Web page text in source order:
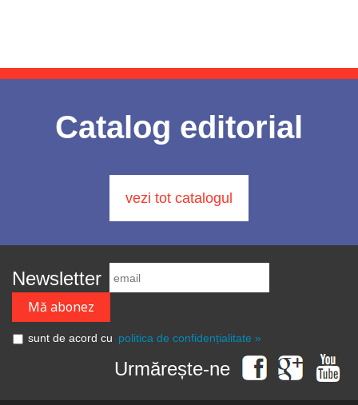
Catalog editorial
vezi tot catalogul
Newsletter
sunt de acord cu politica de confidențialitate »
Urmărește-ne